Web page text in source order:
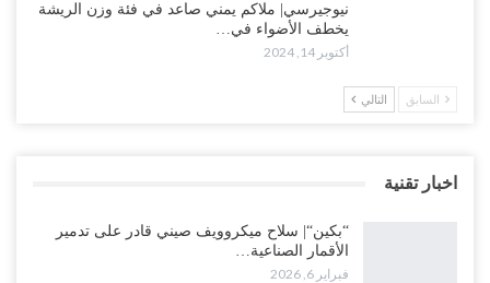
نيوجيرسي| ملاكم يمني صاعد في فئة وزن الريشة
يخطف الأضواء في…
أكتوبر 14, 2024
السابق التالي
اخبار تقنية
“بكين“| سلاح ميكروويف صيني قادر على تدمير
الأقمار الصناعية…
فبراير 6, 2026